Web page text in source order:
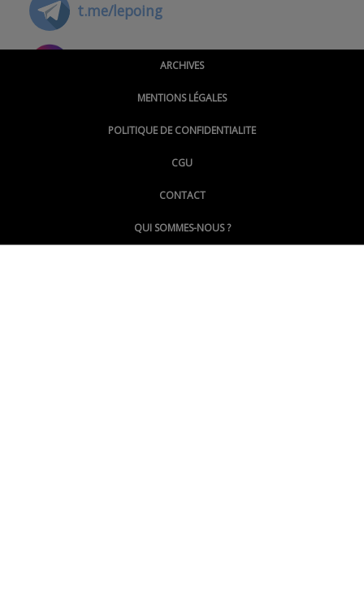
t.me/lepoing
@montpellierpoinginfo
@LePoingMontpellier
ARCHIVES
MENTIONS LÉGALES
POLITIQUE DE CONFIDENTIALITE
CGU
CONTACT
QUI SOMMES-NOUS ?